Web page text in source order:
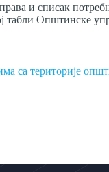
и списак
табли Општинске
са територије